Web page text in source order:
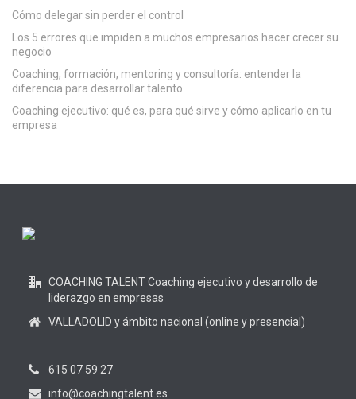
Cómo delegar sin perder el control
Los 5 errores que impiden a muchos empresarios hacer crecer su
negocio
Coaching, formación, mentoring y consultoría: entender la
diferencia para desarrollar talento
Coaching ejecutivo: qué es, para qué sirve y cómo aplicarlo en tu
empresa
COACHING TALENT Coaching ejecutivo y desarrollo de
liderazgo en empresas
VALLADOLID y ámbito nacional (online y presencial)
615 07 59 27
info@coachingtalent.es